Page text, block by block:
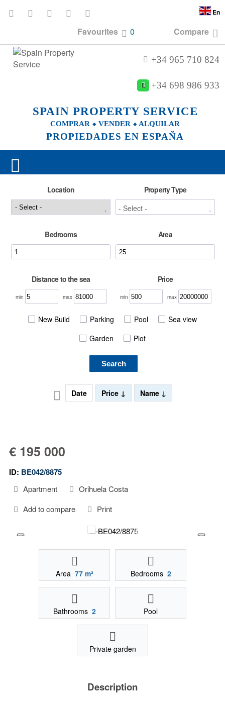
Favourites 0 Compare
En
SPAIN PROPERTY SERVICE
COMPRAR ⬥ VENDER ⬥ ALQUILAR
PROPIEDADES EN ESPAÑA
+34 965 710 824
+34 698 986 933
Location Property Type
Bedrooms Area
Distance to the sea
min max
Price
min max
New Build Parking Pool
Sea view
Garden
Plot
Search
Date Price Name
€ 195 000
ID: BE042/8875
Apartment
Orihuela Costa
Add to compare
Print
Area 77 m² Bedrooms 2
Bathrooms 2 Pool
Private garden
Description